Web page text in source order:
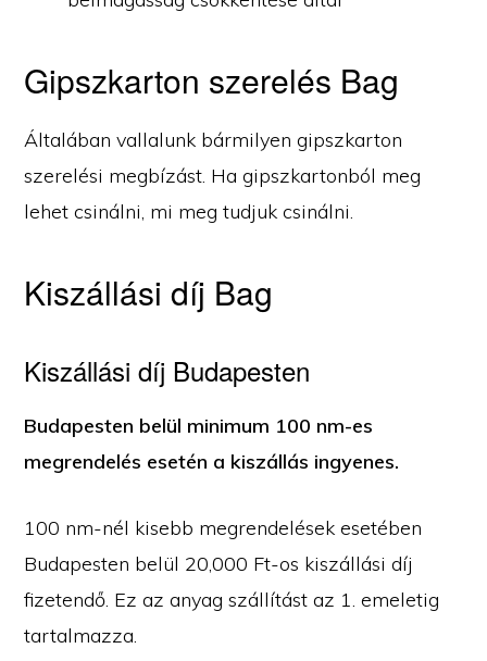
Gipszkarton szerelés Bag
Általában vallalunk bármilyen gipszkarton
szerelési megbízást. Ha gipszkartonból meg
lehet csinálni, mi meg tudjuk csinálni.
Kiszállási díj Bag
Kiszállási díj Budapesten
Budapesten belül minimum 100 nm-es
megrendelés esetén a kiszállás ingyenes.
100 nm-nél kisebb megrendelések esetében
Budapesten belül 20,000 Ft-os kiszállási díj
fizetendő. Ez az anyag szállítást az 1. emeletig
tartalmazza.